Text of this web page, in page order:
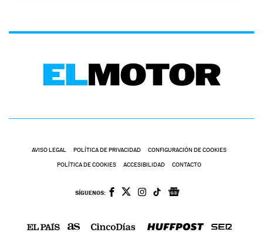
AVISO LEGAL POLÍTICA DE PRIVACIDAD CONFIGURACIÓN DE COOKIES
POLÍTICA DE COOKIES ACCESIBILIDAD CONTACTO
SÍGUENOS: